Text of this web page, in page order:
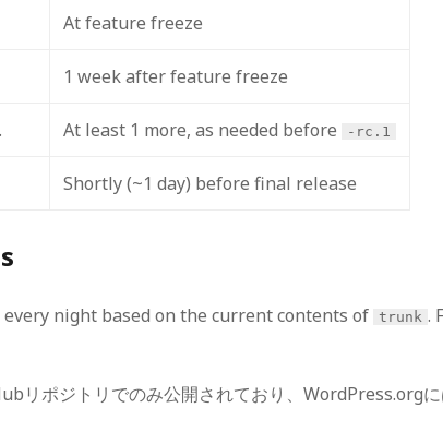
At feature freeze
1 week after feature freeze
At least 1 more, as needed before -rc.1
Shortly (~1 day) before final release
every night based on the current contents of trunk .
リポジトリでのみ公開されており、WordPress.orgに